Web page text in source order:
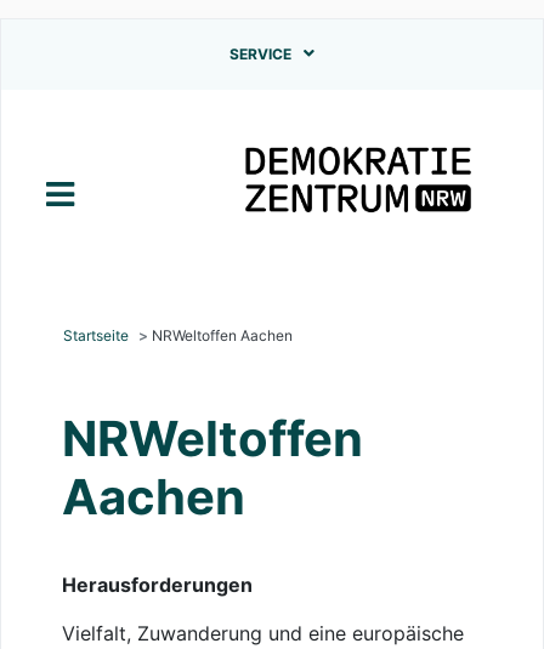
SERVICE
Startseite NRWeltoffen Aachen
NRWeltoffen
Aachen
Herausforderungen
Vielfalt, Zuwanderung und eine europäische